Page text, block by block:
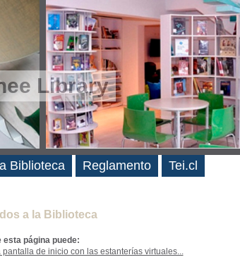
Library
a la Biblioteca
esta página puede:
pantalla de inicio con las estanterías virtuales...
Biblioteca Reglamento Tei.cl